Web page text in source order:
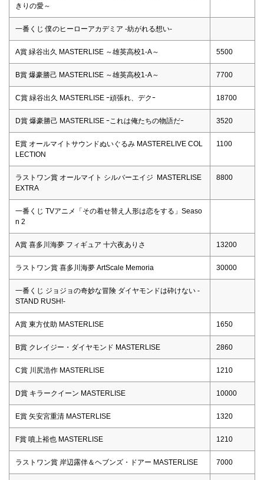
きりの愛～
一番くじ 僕のヒーローアカデミア -紡がれる想い-
A賞 緑谷出久 MASTERLISE ～雄英高校1-A～ 5500
B賞 爆豪勝己 MASTERLISE ～雄英高校1-A～ 7700
C賞 緑谷出久 MASTERLISE ｰ頑張れ、デクｰ 18700
D賞 爆豪勝己 MASTERLISE ｰこれは俺たちの物語だｰ 3520
E賞 オールマイトサウンドぬいぐるみ MASTERELIVE COL
LECTION
1100
ラストワン賞 オールマイト シルバーエイジ MASTERLISE
EXTRA
8800
一番くじ TVアニメ「その着せ替え人形は恋をする」Seaso
n 2
A賞 喜多川海夢 フィギュア 十六夜ありさ 13200
ラストワン賞 喜多川海夢 ArtScale Memoria 30000
一番くじ ジョジョの奇妙な冒険 ダイヤモンドは砕けない -
STAND RUSH!-
A賞 東方仗助 MASTERLISE 1650
B賞 クレイジー・ダイヤモンド MASTERLISE 2860
C賞 川尻浩作 MASTERLISE 1210
D賞 キラークイーン MASTERLISE 10000
E賞 矢安宮重清 MASTERLISE 1320
F賞 噴上裕也 MASTERLISE 1210
ラストワン賞 岸辺露伴＆ヘブンズ・ドアー MASTERLISE 7000